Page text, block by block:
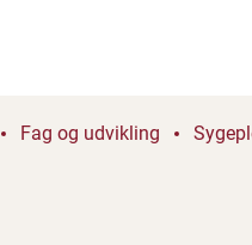
Fag og udvikling